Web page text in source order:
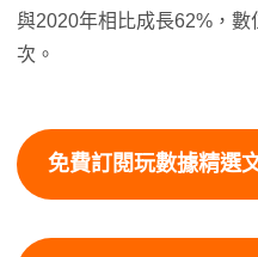
與2020年相比成長62%，
次。
免費訂閱玩數據精選